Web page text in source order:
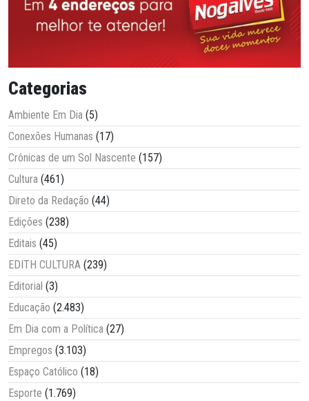
Categorias
Ambiente Em Dia (5)
Conexões Humanas (17)
Crônicas de um Sol Nascente (157)
Cultura (461)
Direto da Redação (44)
Edições (238)
Editais (45)
EDITH CULTURA (239)
Editorial (3)
Educação (2.483)
Em Dia com a Política (27)
Empregos (3.103)
Espaço Católico (18)
Esporte (1.769)